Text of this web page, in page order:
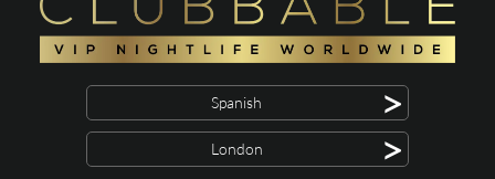
Spanish >
London >